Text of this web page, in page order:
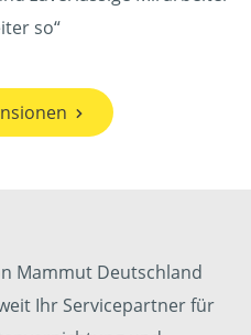
so“
Mammut Deutschland
Ihr Servicepartner für